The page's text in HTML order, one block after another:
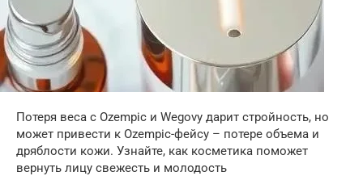
Потеря веса с Ozempic и Wegovy дарит стройность, но
может привести к Ozempic-фейсу – потере объема и
дряблости кожи. Узнайте, как косметика поможет
вернуть лицу свежесть и молодость